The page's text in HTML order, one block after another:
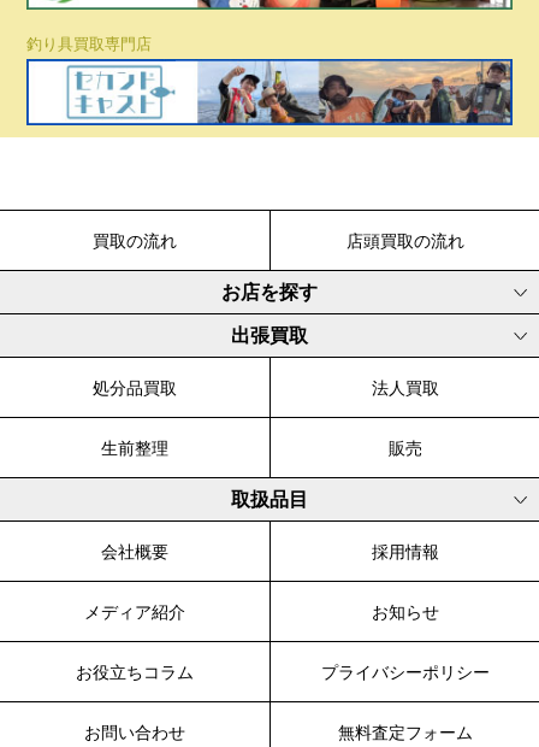
釣り具買取専門店
買取の流れ 店頭買取の流れ
お店を探す
出張買取
処分品買取 法人買取
生前整理 販売
取扱品目
会社概要 採用情報
メディア紹介 お知らせ
お役立ちコラム プライバシーポリシー
お問い合わせ 無料査定フォーム